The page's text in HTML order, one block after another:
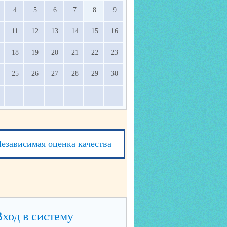
4 5 6 7 8 9
11 12 13 14 15 16
18 19 20 21 22 23
25 26 27 28 29 30
оценка качества
в систему